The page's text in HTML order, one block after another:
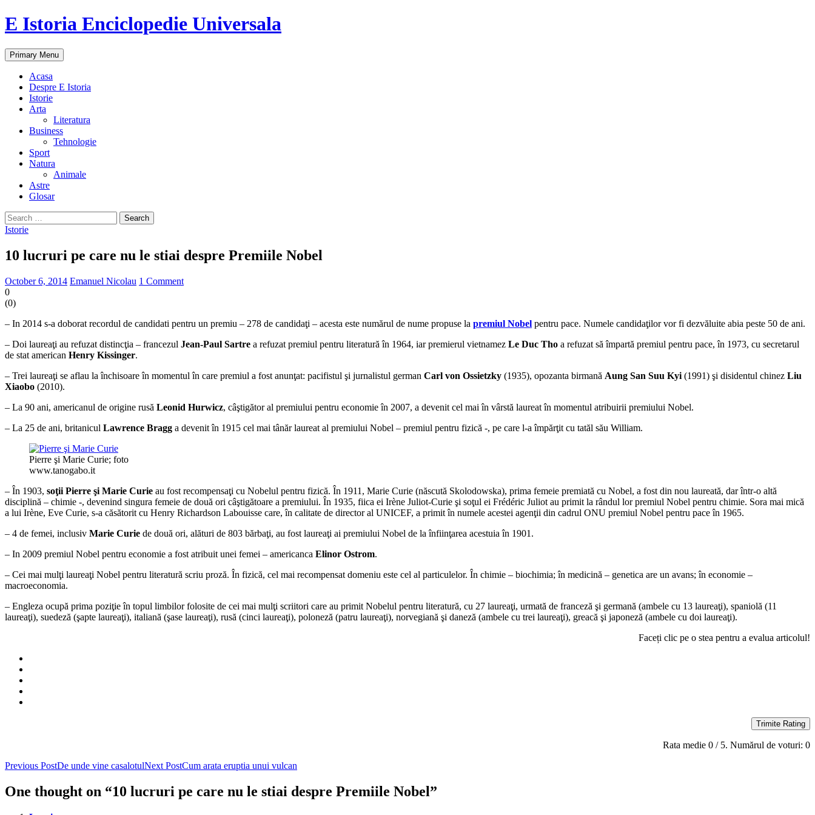
E Istoria Enciclopedie Universala
Search
Primary Menu Skip
to
Acasa
Despre E Istoria
Istorie
Arta
Literatura
Business
Tehnologie
Sport
Natura
Animale
Astre
Glosar
Search
for:
Istorie
10 lucruri pe care nu le stiai despre Premiile Nobel
October 6, 2014 Emanuel Nicolau 1 Comment
0
(0)
– In 2014 s-a doborat recordul de candidati pentru un premiu – 278 de candidaţi – acesta este numărul de nume propuse la premiul Nobel pentru pace. Numele candidaţilor vor fi dezvăluite abia peste 50 de ani.
– Doi laureaţi au refuzat distincţia – francezul Jean-Paul Sartre a refuzat premiul pentru literatură în 1964, iar premierul vietnamez Le Duc Tho a refuzat să împartă premiul pentru pace, în 1973, cu secretarul
de stat american Henry Kissinger.
– Trei laureaţi se aflau la închisoare în momentul în care premiul a fost anunţat: pacifistul şi jurnalistul german Carl von Ossietzky (1935), opozanta birmană Aung San Suu Kyi (1991) şi disidentul chinez Liu
Xiaobo (2010).
– La 90 ani, americanul de origine rusă Leonid Hurwicz, câştigător al premiului pentru economie în 2007, a devenit cel mai în vârstă laureat în momentul atribuirii premiului Nobel.
– La 25 de ani, britanicul Lawrence Bragg a devenit în 1915 cel mai tânăr laureat al premiului Nobel – premiul pentru fizică -, pe care l-a împărţit cu tatăl său William.
Pierre şi Marie Curie; foto
www.tanogabo.it
– În 1903, soţii Pierre şi Marie Curie au fost recompensaţi cu Nobelul pentru fizică. În 1911, Marie Curie (născută Skolodowska), prima femeie premiată cu Nobel, a fost din nou laureată, dar într-o altă
disciplină – chimie -, devenind singura femeie de două ori câştigătoare a premiului. În 1935, fiica ei Irène Juliot-Curie şi soţul ei Frédéric Juliot au primit la rândul lor premiul Nobel pentru chimie. Sora mai mică
a lui Irène, Eve Curie, s-a căsătorit cu Henry Richardson Labouisse care, în calitate de director al UNICEF, a primit în numele acestei agenţii din cadrul ONU premiul Nobel pentru pace în 1965.
– 4 de femei, inclusiv Marie Curie de două ori, alături de 803 bărbaţi, au fost laureaţi ai premiului Nobel de la înfiinţarea acestuia în 1901.
– In 2009 premiul Nobel pentru economie a fost atribuit unei femei – americanca Elinor Ostrom.
– Cei mai mulţi laureaţi Nobel pentru literatură scriu proză. În fizică, cel mai recompensat domeniu este cel al particulelor. În chimie – biochimia; în medicină – genetica are un avans; în economie –
macroeconomia.
– Engleza ocupă prima poziţie în topul limbilor folosite de cei mai mulţi scriitori care au primit Nobelul pentru literatură, cu 27 laureaţi, urmată de franceză şi germană (ambele cu 13 laureaţi), spaniolă (11
laureaţi), suedeză (şapte laureaţi), italiană (şase laureaţi), rusă (cinci laureaţi), poloneză (patru laureaţi), norvegiană şi daneză (ambele cu trei laureaţi), greacă şi japoneză (ambele cu doi laureaţi).
Faceți clic pe o stea pentru a evalua articolul!
Trimite Rating
Rata medie 0 / 5. Numărul de voturi: 0
Post
navigation
Previous PostDe unde vine casalotulNext PostCum arata eruptia unui vulcan
One thought on “10 lucruri pe care nu le stiai despre Premiile Nobel”